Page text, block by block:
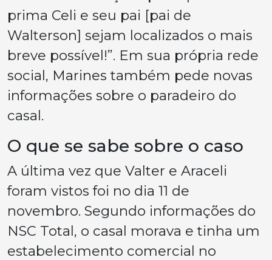
prima Celi e seu pai [pai de
Walterson] sejam localizados o mais
breve possível!”. Em sua própria rede
social, Marines também pede novas
informações sobre o paradeiro do
casal.
O que se sabe sobre o caso
A última vez que Valter e Araceli
foram vistos foi no dia 11 de
novembro. Segundo informações do
NSC Total, o casal morava e tinha um
estabelecimento comercial no